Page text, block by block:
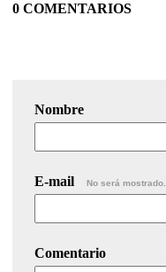
0 COMENTARIOS
Nombre
E-mail No será mostrado.
Comentario